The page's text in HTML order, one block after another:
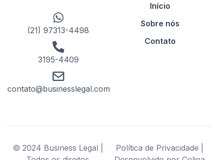
(21) 97313-4498
3195-4409
contato@businesslegal.com
Início
Sobre nós
Contato
© 2024 Business Legal |
Política de Privacidade |